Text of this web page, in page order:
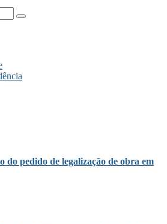
do pedido de legalização de obra em